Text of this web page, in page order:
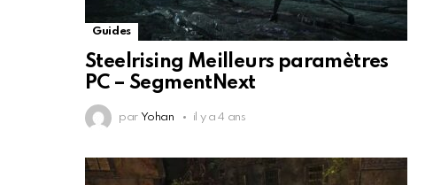
Guides
Steelrising Meilleurs paramètres
PC – SegmentNext
par Yohan il y a 4 ans